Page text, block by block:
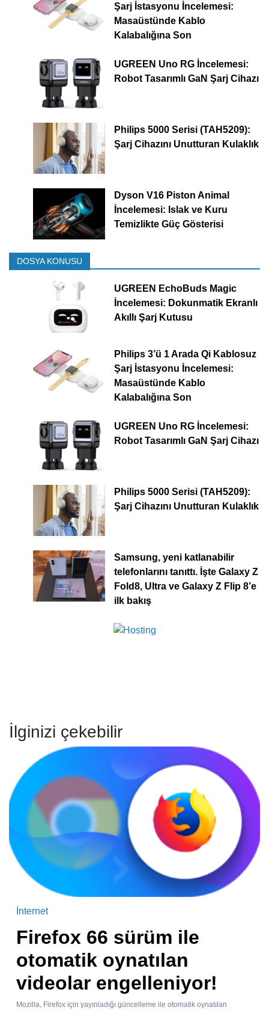
Şarj İstasyonu İncelemesi:
Masaüstünde Kablo
Kalabalığına Son
UGREEN Uno RG İncelemesi:
Robot Tasarımlı GaN Şarj Cihazı
Philips 5000 Serisi (TAH5209):
Şarj Cihazını Unutturan Kulaklık
Dyson V16 Piston Animal
İncelemesi: Islak ve Kuru
Temizlikte Güç Gösterisi
DOSYA KONUSU
UGREEN EchoBuds Magic
İncelemesi: Dokunmatik Ekranlı
Akıllı Şarj Kutusu
Philips 3’ü 1 Arada Qi Kablosuz
Şarj İstasyonu İncelemesi:
Masaüstünde Kablo
Kalabalığına Son
UGREEN Uno RG İncelemesi:
Robot Tasarımlı GaN Şarj Cihazı
Philips 5000 Serisi (TAH5209):
Şarj Cihazını Unutturan Kulaklık
Samsung, yeni katlanabilir
telefonlarını tanıttı. İşte Galaxy Z
Fold8, Ultra ve Galaxy Z Flip 8’e
ilk bakış
İlginizi çekebilir
İnternet
Firefox 66 sürüm ile
otomatik oynatılan
videolar engelleniyor!
Mozilla, Firefox için yayınladığı güncelleme ile otomatik oynatılan